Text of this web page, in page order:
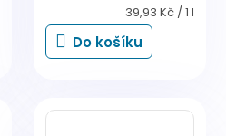
Měrná
cena:
39,93 Kč / 1 l
Do košíku